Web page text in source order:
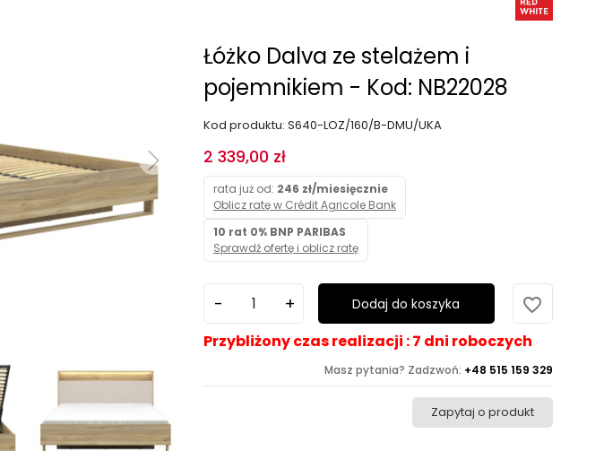
Łóżko Dalva ze stelażem i
pojemnikiem - Kod: NB22028
Kod produktu: S640-LOZ/160/B-DMU/UKA
2 339,00 zł
rata już od: 246 zł/miesięcznie
Oblicz ratę w Crédit Agricole Bank
10 rat 0% BNP PARIBAS
Sprawdź ofertę i oblicz ratę
Dodaj do koszyka favorite_border
Przybliżony czas realizacji : 7 dni roboczych
Masz pytania? Zadzwoń: +48 515 159 329
Zapytaj o produkt